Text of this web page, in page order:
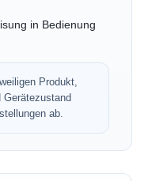
in Bedienung
Produkt,
Gerätezustand
ab.